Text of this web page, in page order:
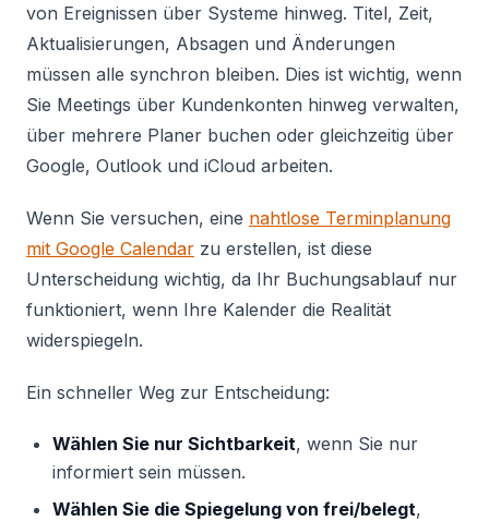
von Ereignissen über Systeme hinweg. Titel, Zeit,
Aktualisierungen, Absagen und Änderungen
müssen alle synchron bleiben. Dies ist wichtig, wenn
Sie Meetings über Kundenkonten hinweg verwalten,
über mehrere Planer buchen oder gleichzeitig über
Google, Outlook und iCloud arbeiten.
Wenn Sie versuchen, eine nahtlose Terminplanung
mit Google Calendar zu erstellen, ist diese
Unterscheidung wichtig, da Ihr Buchungsablauf nur
funktioniert, wenn Ihre Kalender die Realität
widerspiegeln.
Ein schneller Weg zur Entscheidung:
Wählen Sie nur Sichtbarkeit, wenn Sie nur
informiert sein müssen.
Wählen Sie die Spiegelung von frei/belegt,